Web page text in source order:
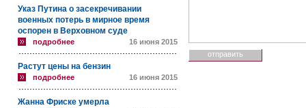
Указ Путина о засекречивании
военных потерь в мирное время
оспорен в Верховном суде
подробнее 16 июня 2015
Растут цены на бензин
подробнее 16 июня 2015
Жанна Фриске умерла